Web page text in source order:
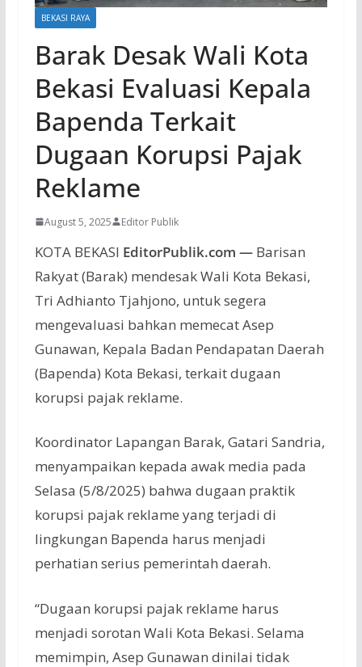
BEKASI RAYA
Barak Desak Wali Kota
Bekasi Evaluasi Kepala
Bapenda Terkait
Dugaan Korupsi Pajak
Reklame
August 5, 2025 Editor Publik
KOTA BEKASI EditorPublik.com —Barisan
Rakyat (Barak) mendesak Wali Kota Bekasi,
Tri Adhianto Tjahjono, untuk segera
mengevaluasi bahkan memecat Asep
Gunawan, Kepala Badan Pendapatan Daerah
(Bapenda) Kota Bekasi, terkait dugaan
korupsi pajak reklame.
Koordinator Lapangan Barak, Gatari Sandria,
menyampaikan kepada awak media pada
Selasa (5/8/2025) bahwa dugaan praktik
korupsi pajak reklame yang terjadi di
lingkungan Bapenda harus menjadi
perhatian serius pemerintah daerah.
“Dugaan korupsi pajak reklame harus
menjadi sorotan Wali Kota Bekasi. Selama
memimpin, Asep Gunawan dinilai tidak